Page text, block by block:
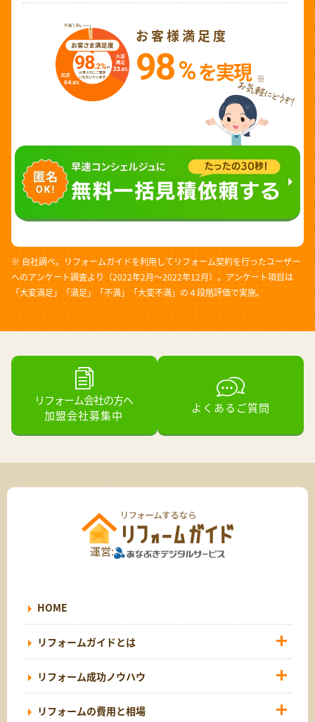
お客様満足度
98%を実現 ※
※ 自社調べ。リフォームガイドを利用してリフォーム契約を行ったユーザー
へのアンケート調査より（2022年2月～2022年12月）。アンケート項目は
「大変満足」「満足」「不満」「大変不満」の４段階評価で実施。
リフォーム会社の方へ
加盟会社募集中
よくあるご質問
運営:
HOME
リフォームガイドとは
リフォーム成功ノウハウ
リフォームの費用と相場